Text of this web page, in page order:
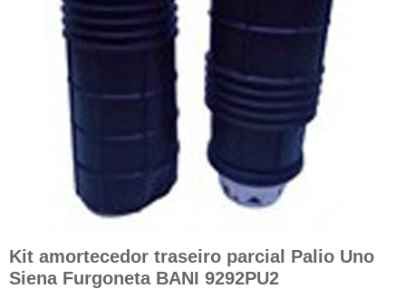
Kit amortecedor traseiro parcial Palio Uno
Siena Furgoneta BANI 9292PU2